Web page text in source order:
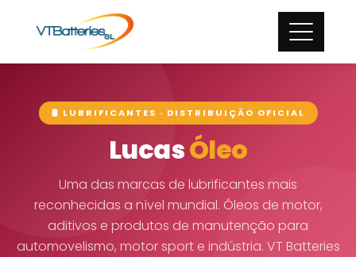
🛢️ LUBRIFICANTES · DISTRIBUIÇÃO OFICIAL
LucasÓleo
Uma das marcas de lubrificantes mais
reconhecidas a nível mundial. Óleos de motor,
aditivos e produtos de manutenção para
automovelismo, motor sport e indústria. VT Batteries